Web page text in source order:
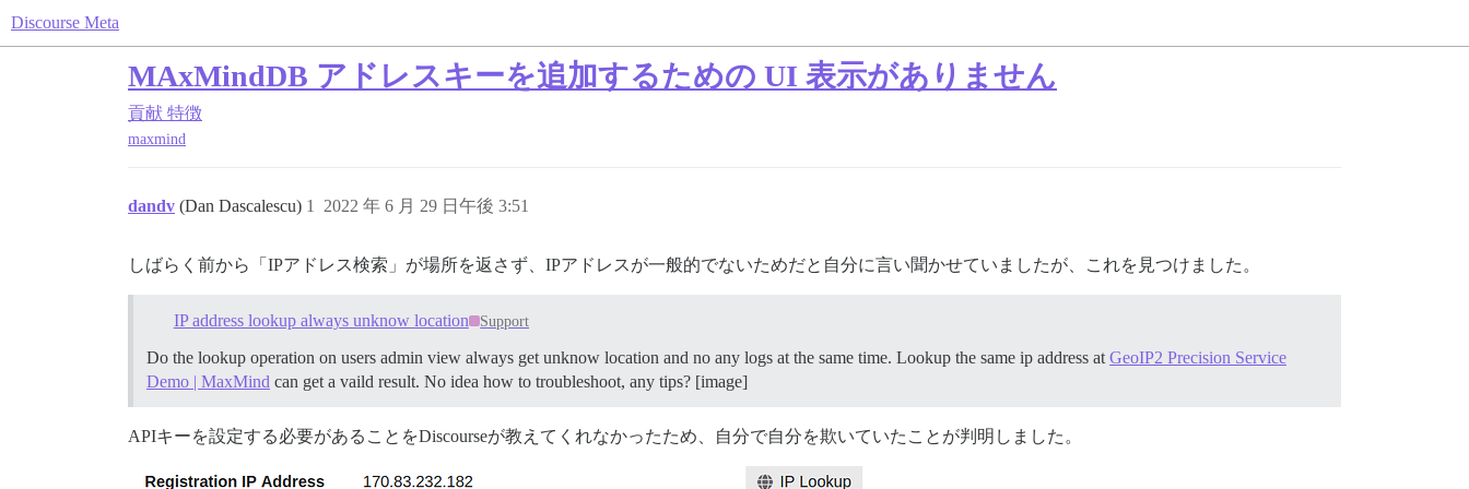
Discourse Meta
MAxMindDB アドレスキーを追加するための UI 表示がありません
貢献 特徴
maxmind
dandv (Dan Dascalescu) 2022 年 6 月 29 日午後 3:51
1
しばらく前から「IPアドレス検索」が場所を返さず、IPアドレスが一般的でないためだと自分に言い聞かせていましたが、これを見つけました。
IP address lookup always unknow location Support
Do the lookup operation on users admin view always get unknow location and no any logs at the same time. Lookup the same ip address at GeoIP2 Precision Service
Demo | MaxMind can get a vaild result. No idea how to troubleshoot, any tips? [image]
APIキーを設定する必要があることをDiscourseが教えてくれなかったため、自分で自分を欺いていたことが判明しました。